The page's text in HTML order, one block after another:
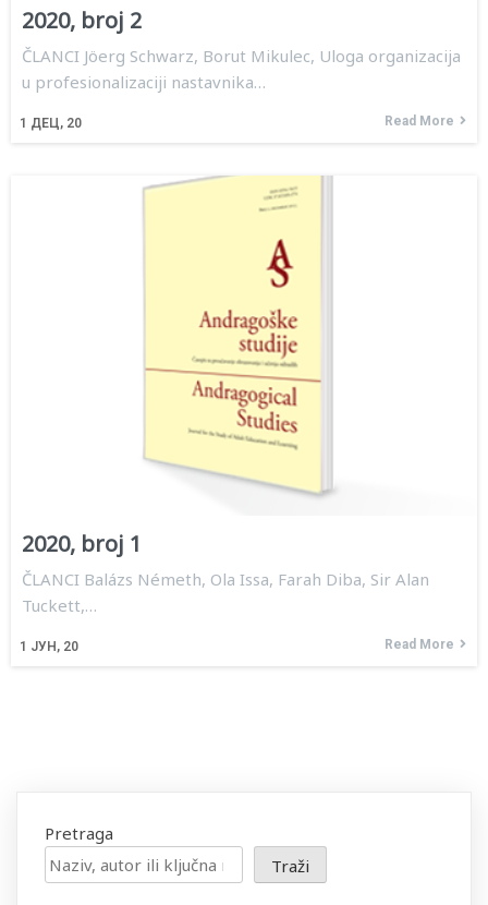
2020, broj 2
1 ДЕЦ, 20
ČLANCI Jöerg Schwarz, Borut Mikulec, Uloga organizacija
u profesionalizaciji nastavnika…
Read More
2020, broj 1
1 ЈУН, 20
ČLANCI Balázs Németh, Ola Issa, Farah Diba, Sir Alan
Tuckett,…
Read More
Pretraga
Traži